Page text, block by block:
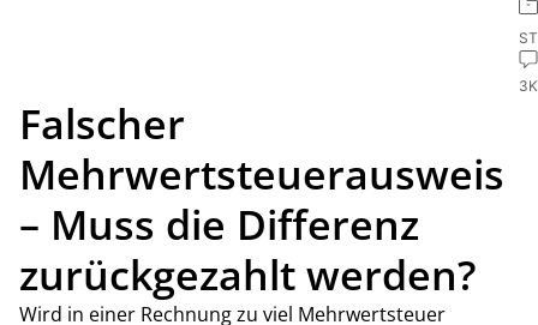
Falscher
Mehrwertsteuerausweis
– Muss die Differenz
zurückgezahlt werden?
Wird in einer Rechnung zu viel Mehrwertsteuer